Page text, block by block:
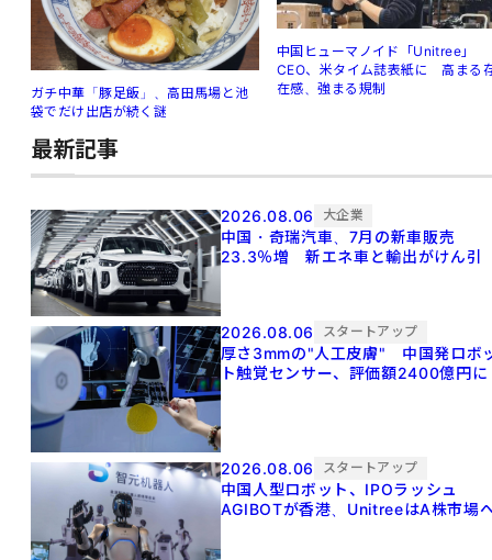
ガチ中華「豚足飯」、高田馬場と池
袋でだけ出店が続く謎
中国ヒューマノイド「Unitree」
CEO、米タイム誌表紙に 高まる
在感、強まる規制
最新記事
2026.08.06 大企業
中国・奇瑞汽車、7月の新車販売
23.3％増 新エネ車と輸出がけん引
2026.08.06 スタートアップ
厚さ3mmの"人工皮膚" 中国発ロボ
ト触覚センサー、評価額2400億円に
2026.08.06 スタートアップ
中国人型ロボット、IPOラッシュ
AGIBOTが香港、UnitreeはA株市場